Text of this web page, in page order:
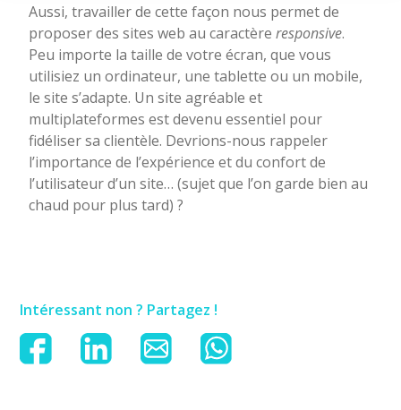
Aussi, travailler de cette façon nous permet de
proposer des sites web au caractère responsive.
Peu importe la taille de votre écran, que vous
utilisiez un ordinateur, une tablette ou un mobile,
le site s’adapte. Un site agréable et
multiplateformes est devenu essentiel pour
fidéliser sa clientèle. Devrions-nous rappeler
l’importance de l’expérience et du confort de
l’utilisateur d’un site… (sujet que l’on garde bien au
chaud pour plus tard) ?
Intéressant non ? Partagez !